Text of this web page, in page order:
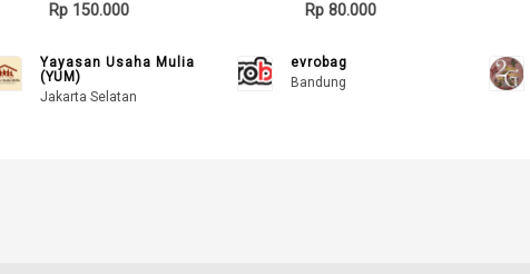
Rp 150.000
Yayasan Usaha Mulia
(YUM)
Jakarta Selatan
Rp 80.000
evrobag
Bandung